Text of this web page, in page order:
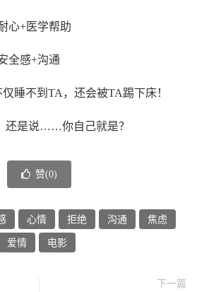
心+医学帮助
全感+沟通
睡不到TA，还会被TA踢下床！
还是说……你自己就是？
赞(0)
心情 拒绝 沟通 焦虑
爱情 电影
下一篇